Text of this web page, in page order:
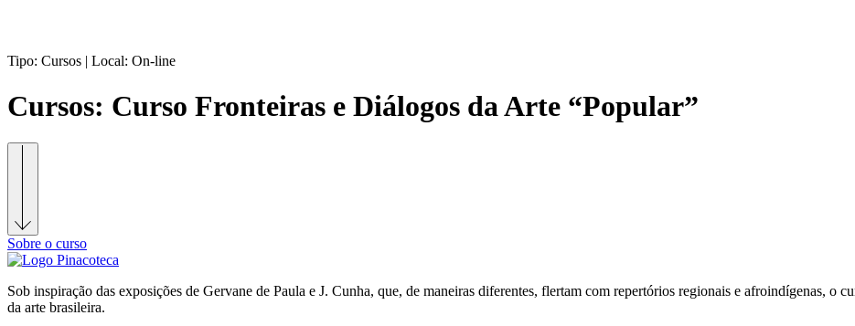
Tipo: Cursos | Local: On-line
Cursos: Curso Fronteiras e Diálogos da Arte “Popular”
Sobre o curso
Sob inspiração das exposições de Gervane de Paula e J. Cunha, que, de maneiras diferentes, flertam com repertórios regionais e afroindígenas, o
da arte brasileira.